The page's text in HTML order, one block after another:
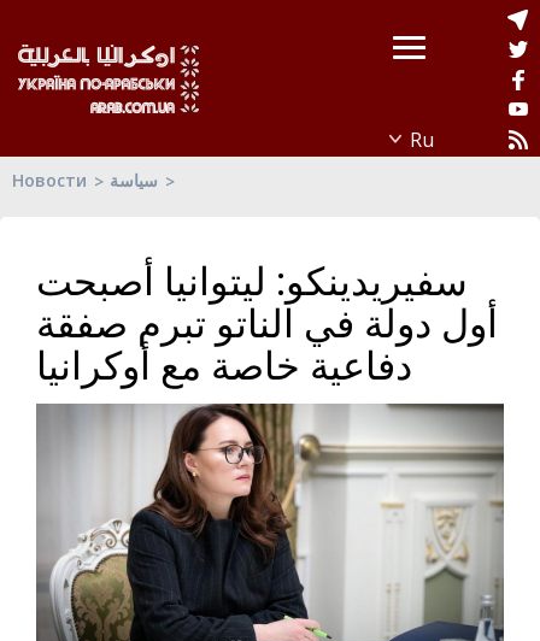
Новости سياسة
سفيريدينكو: ليتوانيا أصبحت
أول دولة في الناتو تبرم صفقة
دفاعية خاصة مع أوكرانيا